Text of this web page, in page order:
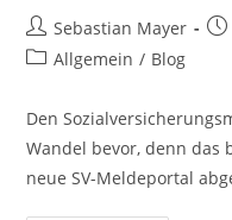
Sebastian Mayer
Allgemein / Blog
Den
Wandel bevor, denn das
neue SV-Meldeportal